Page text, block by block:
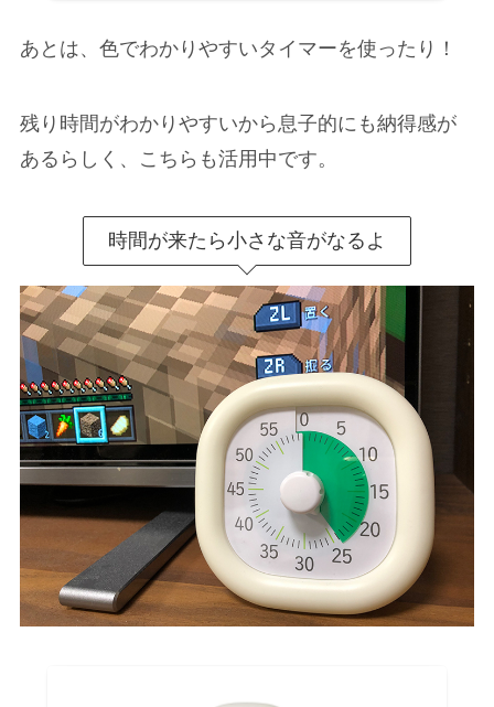
あとは、色でわかりやすいタイマーを使ったり！
残り時間がわかりやすいから息子的にも納得感が
あるらしく、こちらも活用中です。
時間が来たら小さな音がなるよ